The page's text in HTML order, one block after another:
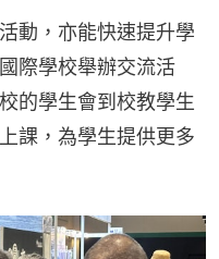
動，亦能快速提升學
際學校舉辦交流活
的學生會到校教學生
課，為學生提供更多